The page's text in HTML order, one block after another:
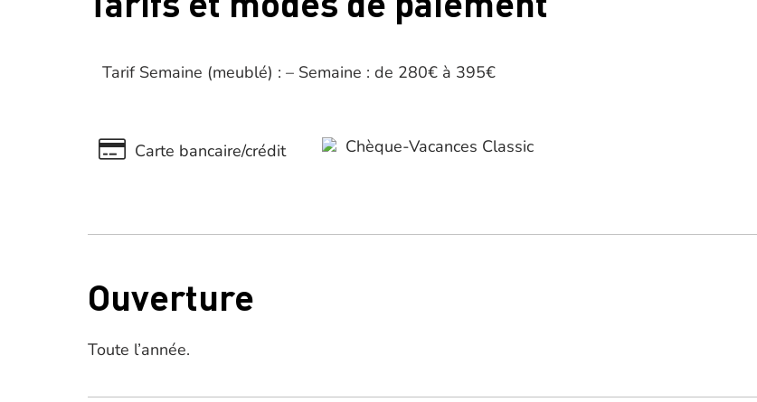
Tarif Semaine (meublé) : – Semaine : de 280€ à 395€
Carte bancaire/crédit Chèque-Vacances Classic
Ouverture
Toute l’année.